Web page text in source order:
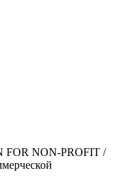
FOR NON-PROFIT /